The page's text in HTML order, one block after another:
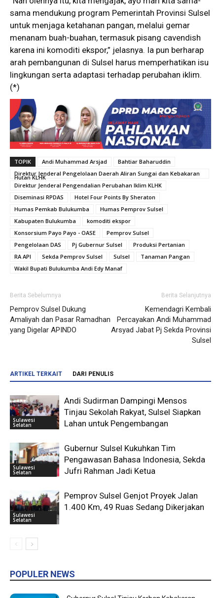
sama mendukung program Pemerintah Provinsi Sulsel
untuk menjaga ketahanan pangan, melalui gemar
menanam buah-buahan, termasuk pisang cavendish
karena ini komoditi ekspor,” jelasnya. Ia pun berharap
arah pembangunan di Sulsel harus memperhatikan isu
lingkungan serta adaptasi terhadap perubahan iklim.
(*)
TOPIK Andi Muhammad Arsjad
Bahtiar Baharuddin
Direktur Jenderal Pengelolaan Daerah Aliran Sungai dan Kebakaran
Hutan KLHK
Direktur Jenderal Pengendalian Perubahan Iklim KLHK
Diseminasi RPDAS
Hotel Four Points By Sheraton
Humas Pemkab Bulukumba
Humas Pemprov Sulsel
Kabupaten Bulukumba
komoditi ekspor
Konsorsium Payo Payo - OASE
Pemprov Sulsel
Pengelolaan DAS
Pj Gubernur Sulsel
Produksi Pertanian
RA API
Sekda Pemprov Sulsel Sulsel
Tanaman Pangan
Wakil Bupati Bulukumba Andi Edy Manaf
Berita Sebelumnya
Pemprov Sulsel Dukung
Amaliyah dan Pasar Ramadhan
yang Digelar APINDO
Berita Selanjutnya
Kemendagri Kembali
Percayakan Andi Muhammad
Arsyad Jabat Pj Sekda Provinsi
Sulsel
ARTIKEL TERKAIT DARI PENULIS
Sulawesi
Selatan
Andi Sudirman Dampingi Mensos
Tinjau Sekolah Rakyat, Sulsel Siapkan
Lahan untuk Pengembangan
Sulawesi
Selatan
Gubernur Sulsel Kukuhkan Tim
Pengawasan Bahasa Indonesia, Sekda
Jufri Rahman Jadi Ketua
Sulawesi
Selatan
Pemprov Sulsel Genjot Proyek Jalan
1.400 Km, 49 Ruas Sedang Dikerjakan
POPULER NEWS